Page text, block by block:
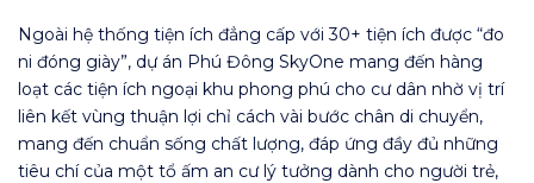
Ngoài hệ thống tiện ích đẳng cấp với 30+ tiện ích được “đo
ni đóng giày”, dự án Phú Đông SkyOne mang đến hàng
loạt các tiện ích ngoại khu phong phú cho cư dân nhờ vị trí
liên kết vùng thuận lợi chỉ cách vài bước chân di chuyển,
mang đến chuẩn sống chất lượng, đáp ứng đầy đủ những
tiêu chí của một tổ ấm an cư lý tưởng dành cho người trẻ,